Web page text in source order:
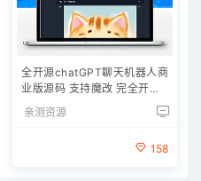
全开源chatGPT聊天机器人商
业版源码 支持魔改 完全开放
源代码
亲测资源
158